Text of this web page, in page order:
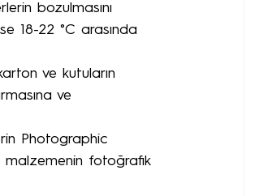
bozulmasını
18-22 °C arasında
ve kutuların
ve
Photographic
malzemenin fotoğrafik